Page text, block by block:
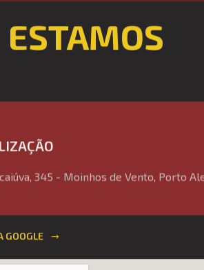
ESTAMOS
345 - Moinhos de Vento, Porto
GOOGLE